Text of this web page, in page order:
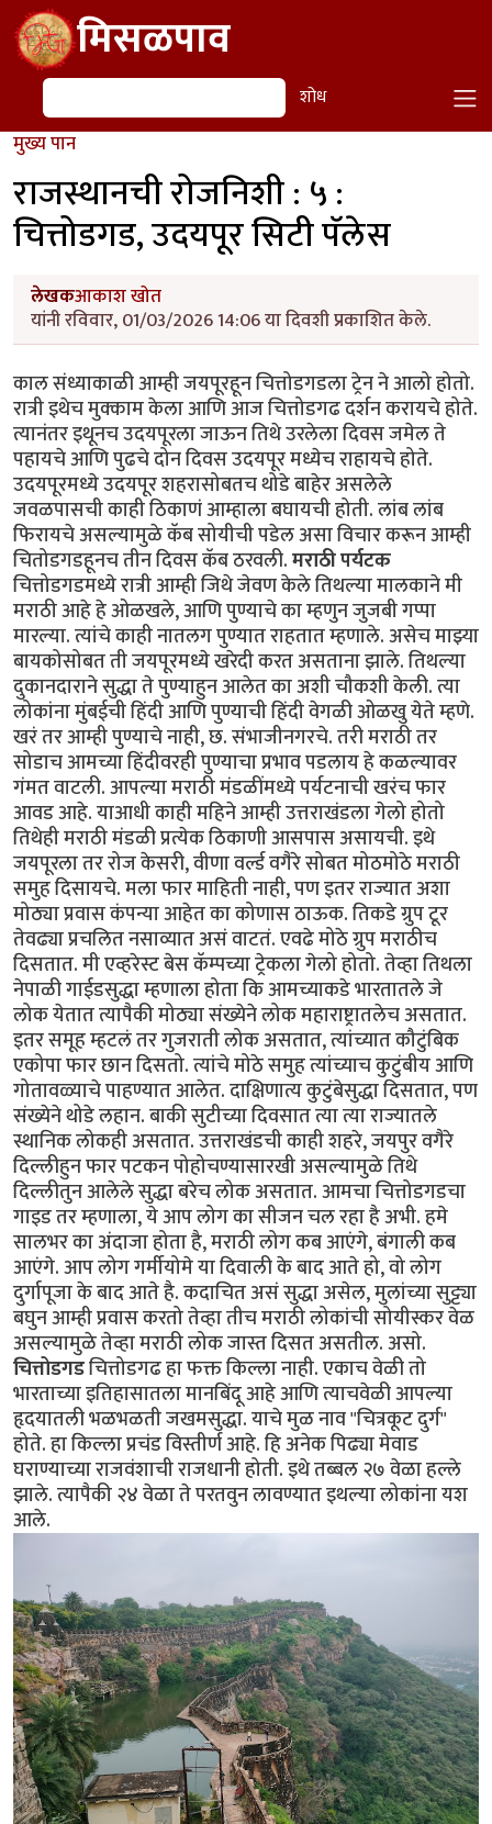
Skip to main contentमिसळपाव
शोध शोध
मुख्य पान
राजस्थानची रोजनिशी : ५ :
चित्तोडगड, उदयपूर सिटी पॅलेस
लेखकआकाश खोत
यांनी रविवार, 01/03/2026 14:06 या दिवशी प्रकाशित केले.
काल संध्याकाळी आम्ही जयपूरहून चित्तोडगडला ट्रेन ने आलो होतो.
रात्री इथेच मुक्काम केला आणि आज चित्तोडगढ दर्शन करायचे होते.
त्यानंतर इथूनच उदयपूरला जाऊन तिथे उरलेला दिवस जमेल ते
पहायचे आणि पुढचे दोन दिवस उदयपूर मध्येच राहायचे होते.
उदयपूरमध्ये उदयपूर शहरासोबतच थोडे बाहेर असलेले
जवळपासची काही ठिकाणं आम्हाला बघायची होती. लांब लांब
फिरायचे असल्यामुळे कॅब सोयीची पडेल असा विचार करून आम्ही
चितोडगडहूनच तीन दिवस कॅब ठरवली.मराठी पर्यटक
चित्तोडगडमध्ये रात्री आम्ही जिथे जेवण केले तिथल्या मालकाने मी
मराठी आहे हे ओळखले, आणि पुण्याचे का म्हणुन जुजबी गप्पा
मारल्या. त्यांचे काही नातलग पुण्यात राहतात म्हणाले. असेच माझ्या
बायकोसोबत ती जयपूरमध्ये खरेदी करत असताना झाले. तिथल्या
दुकानदाराने सुद्धा ते पुण्याहुन आलेत का अशी चौकशी केली. त्या
लोकांना मुंबईची हिंदी आणि पुण्याची हिंदी वेगळी ओळखु येते म्हणे.
खरं तर आम्ही पुण्याचे नाही, छ. संभाजीनगरचे. तरी मराठी तर
सोडाच आमच्या हिंदीवरही पुण्याचा प्रभाव पडलाय हे कळल्यावर
गंमत वाटली. आपल्या मराठी मंडळींमध्ये पर्यटनाची खरंच फार
आवड आहे. याआधी काही महिने आम्ही उत्तराखंडला गेलो होतो
तिथेही मराठी मंडळी प्रत्येक ठिकाणी आसपास असायची. इथे
जयपूरला तर रोज केसरी, वीणा वर्ल्ड वगैरे सोबत मोठमोठे मराठी
समुह दिसायचे. मला फार माहिती नाही, पण इतर राज्यात अशा
मोठ्या प्रवास कंपन्या आहेत का कोणास ठाऊक. तिकडे ग्रुप टूर
तेवढ्या प्रचलित नसाव्यात असं वाटतं. एवढे मोठे ग्रुप मराठीच
दिसतात. मी एव्हरेस्ट बेस कॅम्पच्या ट्रेकला गेलो होतो. तेव्हा तिथला
नेपाळी गाईडसुद्धा म्हणाला होता कि आमच्याकडे भारतातले जे
लोक येतात त्यापैकी मोठ्या संख्येने लोक महाराष्ट्रातलेच असतात.
इतर समूह म्हटलं तर गुजराती लोक असतात, त्यांच्यात कौटुंबिक
एकोपा फार छान दिसतो. त्यांचे मोठे समुह त्यांच्याच कुटुंबीय आणि
गोतावळ्याचे पाहण्यात आलेत. दाक्षिणात्य कुटुंबेसुद्धा दिसतात, पण
संख्येने थोडे लहान. बाकी सुटीच्या दिवसात त्या त्या राज्यातले
स्थानिक लोकही असतात. उत्तराखंडची काही शहरे, जयपुर वगैरे
दिल्लीहुन फार पटकन पोहोचण्यासारखी असल्यामुळे तिथे
दिल्लीतुन आलेले सुद्धा बरेच लोक असतात. आमचा चित्तोडगडचा
गाइड तर म्हणाला, ये आप लोग का सीजन चल रहा है अभी. हमे
सालभर का अंदाजा होता है, मराठी लोग कब आएंगे, बंगाली कब
आएंगे. आप लोग गर्मीयोमे या दिवाली के बाद आते हो, वो लोग
दुर्गापूजा के बाद आते है. कदाचित असं सुद्धा असेल, मुलांच्या सुट्ट्या
बघुन आम्ही प्रवास करतो तेव्हा तीच मराठी लोकांची सोयीस्कर वेळ
असल्यामुळे तेव्हा मराठी लोक जास्त दिसत असतील. असो.
चित्तोडगडचित्तोडगढ हा फक्त किल्ला नाही. एकाच वेळी तो
भारताच्या इतिहासातला मानबिंदू आहे आणि त्याचवेळी आपल्या
हृदयातली भळभळती जखमसुद्धा. याचे मुळ नाव "चित्रकूट दुर्ग"
होते. हा किल्ला प्रचंड विस्तीर्ण आहे. हि अनेक पिढ्या मेवाड
घराण्याच्या राजवंशाची राजधानी होती. इथे तब्बल २७ वेळा हल्ले
झाले. त्यापैकी २४ वेळा ते परतवुन लावण्यात इथल्या लोकांना यश
आले.